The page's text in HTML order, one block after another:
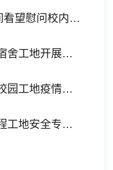
校领导“五一”期间看望慰问校内在建工地施工人员
天赐庄校区新建宿舍工地开展疫情防控专题讲座
基本建设处严守校园工地疫情防控底线
我处组织在建工程工地安全专项检查